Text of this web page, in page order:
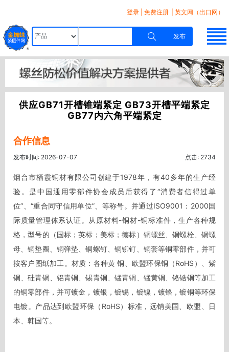
登录 免费注册 | 英文网（出口网）
发布
供应GB71开槽锥端紧定 GB73开槽平端紧定
GB77内六角平端紧定
合作信息
发布时间: 2026-07-07 点击: 2734
烟台市栖霞铜材有限公司创建于1978年，有40多年的生产经
验。是中国通用零部件协会成员后获得了“消费者信得过单
位”、“重合同守信用单位”、等称号。并通过ISO9001：2000国
际质量管理体系认证。从原材料-铜材-铜标准件，生产各种规
格，型号的（国标；英标；美标；德标）铜螺丝、铜螺栓、铜螺
母、铜垫圈、铜弹垫、铜螺钉、铜铆钉、铜套等铜零部件，并可
按客户图纸加工。材质：各种黄 铜、欧盟环保铜（RoHS）、紫
铜、硅青铜、铝青铜、锡青铜、锰青铜、锰黄铜、铬锆铜等加工
的铜零部件，并可镀金，镀银，镀锡，镀镍，镀铬，镀铜等环保
电镀。产品达到欧盟环保（RoHS）标准，远销美国、欧盟、日
本、韩国等。